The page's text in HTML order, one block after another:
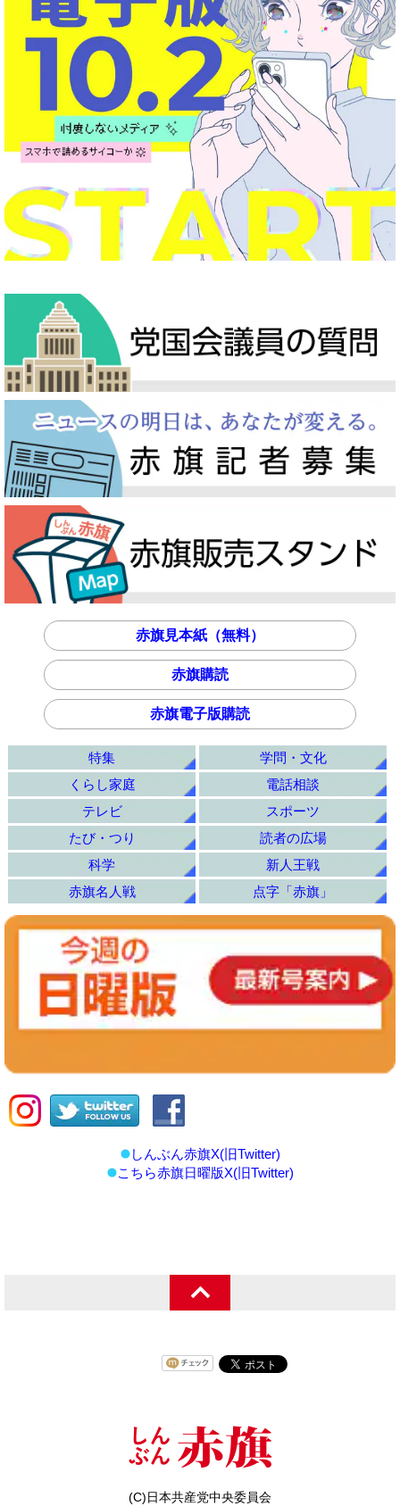
赤旗見本紙（無料）
赤旗購読
赤旗電子版購読
特集
学問・文化
くらし家庭
電話相談
テレビ
スポーツ
たび・つり
読者の広場
科学
新人王戦
赤旗名人戦
点字「赤旗」
しんぶん赤旗X(旧Twitter)
こちら赤旗日曜版X(旧Twitter)
(C)日本共産党中央委員会